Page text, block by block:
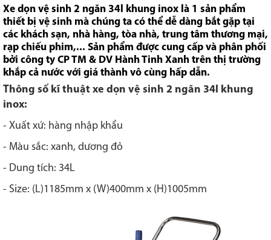
Xe dọn vệ sinh 2 ngăn 34l khung inox là 1 sản phẩm
thiết bị vệ sinh mà chúng ta có thể dễ dàng bắt gặp tại
các khách sạn, nhà hàng, tòa nhà, trung tâm thương mại,
rạp chiếu phim,... Sản phẩm được cung cấp và phân phối
bởi công ty CP TM & DV Hành Tinh Xanh trên thị trường
khắp cả nước với giá thành vô cùng hấp dẫn.
Thông số kĩ thuật xe dọn vệ sinh 2 ngăn 34l khung
inox:
- Xuất xứ: hàng nhập khẩu
- Màu sắc: xanh, dương đỏ
- Dung tích: 34L
- Size: (L)1185mm x (W)400mm x (H)1005mm